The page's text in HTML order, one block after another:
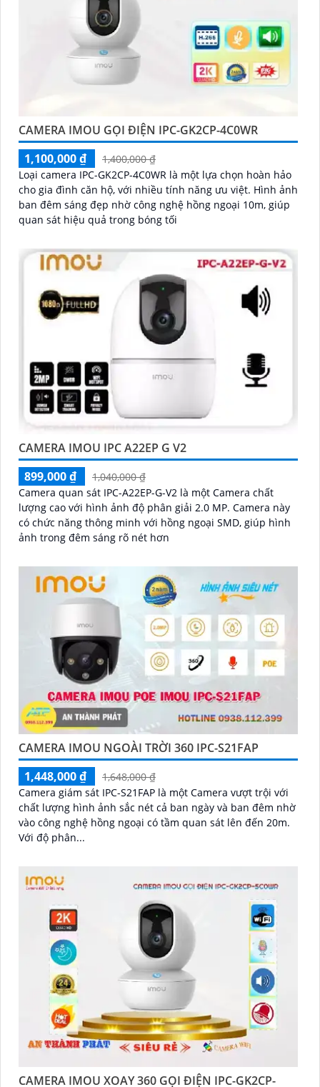
CAMERA IMOU GỌI ĐIỆN IPC-GK2CP-4C0WR
1,100,000 ₫
1,400,000 ₫
Loại camera IPC-GK2CP-4C0WR là một lựa chọn hoàn hảo
cho gia đình căn hộ, với nhiều tính năng ưu việt. Hình ảnh
ban đêm sáng đẹp nhờ công nghệ hồng ngoại 10m, giúp
quan sát hiệu quả trong bóng tối
CAMERA IMOU IPC A22EP G V2
899,000 ₫
1,040,000 ₫
Camera quan sát IPC-A22EP-G-V2 là một Camera chất
lượng cao với hình ảnh độ phân giải 2.0 MP. Camera này
có chức năng thông minh với hồng ngoại SMD, giúp hình
ảnh trong đêm sáng rõ nét hơn
CAMERA IMOU NGOÀI TRỜI 360 IPC-S21FAP
1,448,000 ₫
1,648,000 ₫
Camera giám sát IPC-S21FAP là một Camera vượt trội với
chất lượng hình ảnh sắc nét cả ban ngày và ban đêm nhờ
vào công nghệ hồng ngoại có tầm quan sát lên đến 20m.
Với độ phân...
CAMERA IMOU XOAY 360 GỌI ĐIỆN IPC-GK2CP-